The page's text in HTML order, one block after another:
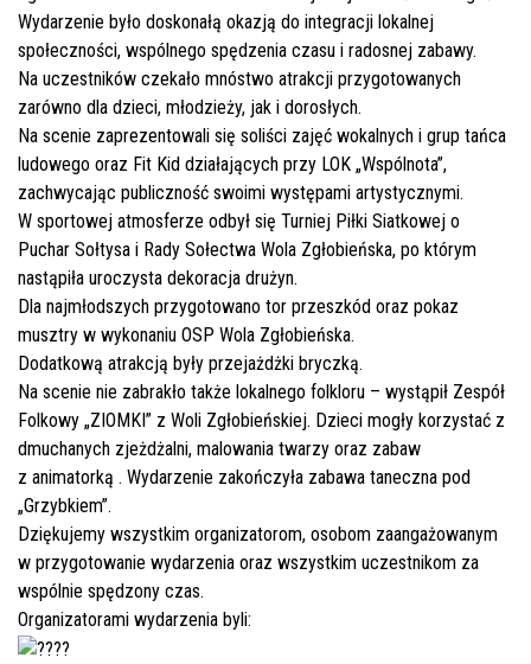
Wydarzenie było doskonałą okazją do integracji lokalnej
społeczności, wspólnego spędzenia czasu i radosnej zabawy.
Na uczestników czekało mnóstwo atrakcji przygotowanych
zarówno dla dzieci, młodzieży, jak i dorosłych.
Na scenie zaprezentowali się soliści zajęć wokalnych i grup tańca
ludowego oraz Fit Kid działających przy LOK „Wspólnota”,
zachwycając publiczność swoimi występami artystycznymi.
W sportowej atmosferze odbył się Turniej Piłki Siatkowej o
Puchar Sołtysa i Rady Sołectwa Wola Zgłobieńska, po którym
nastąpiła uroczysta dekoracja drużyn.
Dla najmłodszych przygotowano tor przeszkód oraz pokaz
musztry w wykonaniu OSP Wola Zgłobieńska.
Dodatkową atrakcją były przejażdżki bryczką.
Na scenie nie zabrakło także lokalnego folkloru – wystąpił Zespół
Folkowy „ZIOMKI” z Woli Zgłobieńskiej. Dzieci mogły korzystać z
dmuchanych zjeżdżalni, malowania twarzy oraz zabaw
z animatorką . Wydarzenie zakończyła zabawa taneczna pod
„Grzybkiem”.
Dziękujemy wszystkim organizatorom, osobom zaangażowanym
w przygotowanie wydarzenia oraz wszystkim uczestnikom za
wspólnie spędzony czas.
Organizatorami wydarzenia byli: